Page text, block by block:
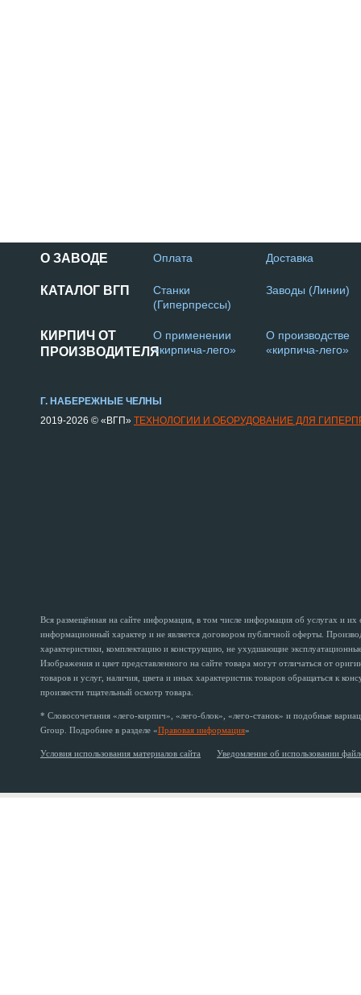
О ЗАВОДЕ Оплата Доставка
КАТАЛОГ ВГП
Станки
(Гиперпрессы)
Заводы (Линии)
КИРПИЧ ОТ
ПРОИЗВОДИТЕЛЯ
О применении
«кирпича-лего»
О производстве
«кирпича-лего»
Г. НАБЕРЕЖНЫЕ ЧЕЛНЫ
2019-2026 © «ВГП» ТЕХНОЛОГИИ И ОБОРУДОВАНИЕ ДЛЯ
Вся размещённая на сайте информация, в том числе информация об услугах и
информационный характер и не является договором публичной оферты.
характеристики, комплектацию и конструкцию, не ухудшающие
Изображения и цвет представленного на сайте товара могут отличаться от
товаров и услуг, наличия, цвета и иных характеристик товаров обращаться к
произвести тщательный осмотр товара.
* Словосочетания «лего-кирпич», «лего-блок», «лего-станок» и подобные
Group. Подробнее в разделе «Правовая информация»
Условия использования материалов сайта Уведомление об использовании